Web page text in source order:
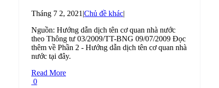
Tháng 7 2, 2021 |Chủ đề khác|
Nguồn: Hướng dẫn dịch tên cơ quan nhà nước
theo Thông tư 03/2009/TT-BNG 09/07/2009 Đọc
thêm về Phần 2 - Hướng dẫn dịch tên cơ quan nhà
nước tại đây.
Read More
0